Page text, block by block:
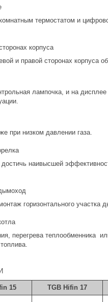
термостатом и
корпуса
и правой сторонах корпуса
лампочка, и на
при низком давлении газа.
наивысшей
горизонтального
перегрева теплообменника
15 TGB Hifin 17